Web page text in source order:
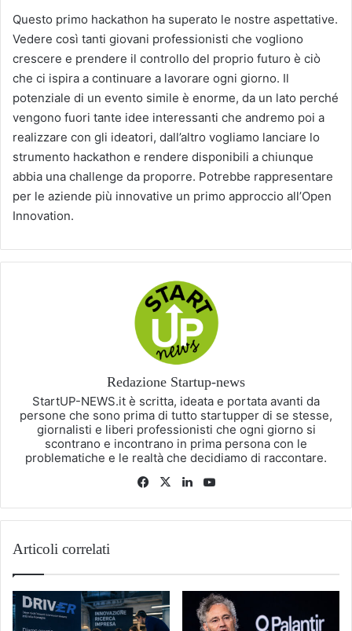
Questo primo hackathon ha superato le nostre aspettative.
Vedere così tanti giovani professionisti che vogliono
crescere e prendere il controllo del proprio futuro è ciò
che ci ispira a continuare a lavorare ogni giorno. Il
potenziale di un evento simile è enorme, da un lato perché
vengono fuori tante idee interessanti che andremo poi a
realizzare con gli ideatori, dall’altro vogliamo lanciare lo
strumento hackathon e rendere disponibili a chiunque
abbia una challenge da proporre. Potrebbe rappresentare
per le aziende più innovative un primo approccio all’Open
Innovation.
Redazione Startup-news
StartUP-NEWS.it è scritta, ideata e portata avanti da
persone che sono prima di tutto startupper di se stesse,
giornalisti e liberi professionisti che ogni giorno si
scontrano e incontrano in prima persona con le
problematiche e le realtà che decidiamo di raccontare.
Facebook
X LinkedIn
Articoli correlati